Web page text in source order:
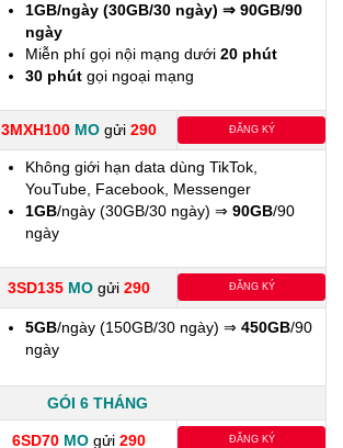
1GB/ngày (30GB/30 ngày) ⇒ 90GB/90
ngày
Miễn phí gọi nội mạng dưới 20 phút
30 phút gọi ngoại mạng
3MXH100 MO gửi 290 ĐĂNG KÝ
Không giới hạn data dùng TikTok,
YouTube, Facebook, Messenger
1GB/ngày (30GB/30 ngày) ⇒ 90GB/90
ngày
3SD135 MO gửi 290 ĐĂNG KÝ
5GB/ngày (150GB/30 ngày) ⇒ 450GB/90
ngày
GÓI 6 THÁNG
6SD70 MO gửi 290 ĐĂNG KÝ